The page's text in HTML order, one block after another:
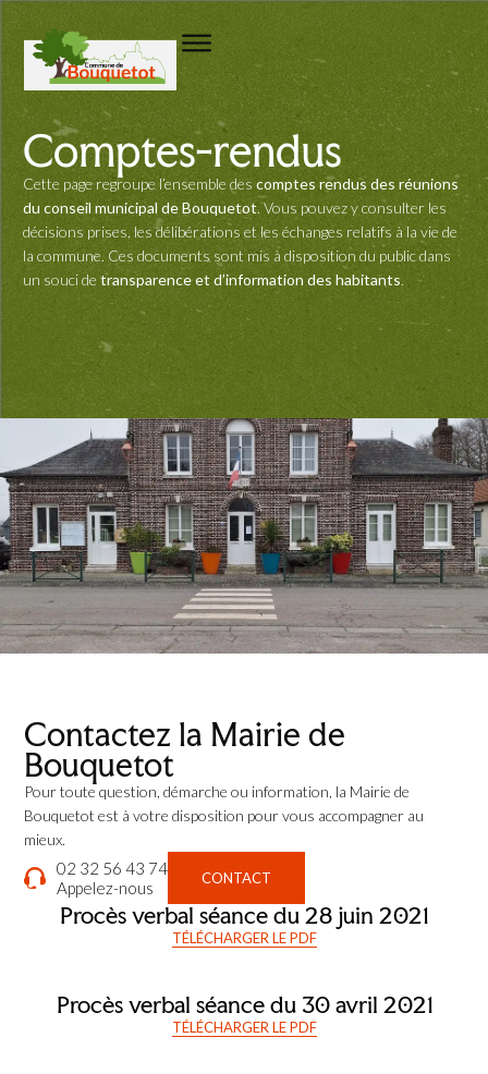
Comptes-rendus
Cette page regroupe l’ensemble des comptes rendus des réunions
du conseil municipal de Bouquetot. Vous pouvez y consulter les
décisions prises, les délibérations et les échanges relatifs à la vie de
la commune. Ces documents sont mis à disposition du public dans
un souci de transparence et d’information des habitants.
Procès verbal séance du 28 juin 2021
TÉLÉCHARGER LE PDF
Procès verbal séance du 30 avril 2021
TÉLÉCHARGER LE PDF
Contactez la Mairie de
Bouquetot
Pour toute question, démarche ou information, la Mairie de
Bouquetot est à votre disposition pour vous accompagner au
mieux.
02 32 56 43 74
Appelez-nous
CONTACT